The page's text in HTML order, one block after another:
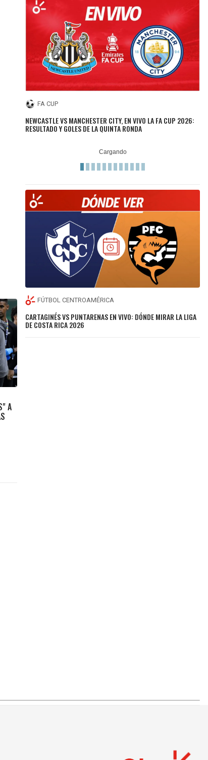
A
FA CUP
NEWCASTLE VS MANCHESTER CITY, EN VIVO LA FA CUP 2026:
RESULTADO Y GOLES DE LA QUINTA RONDA
FÚTBOL CENTROAMÉRICA
CARTAGINÉS VS PUNTARENAS EN VIVO: DÓNDE MIRAR LA LIGA
DE COSTA RICA 2026